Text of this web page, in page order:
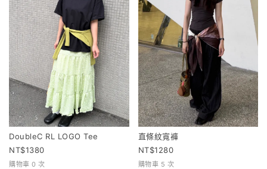
DoubleC RL LOGO Tee
1380
購物車 0 次
直條紋寬褲
1280
購物車 5 次